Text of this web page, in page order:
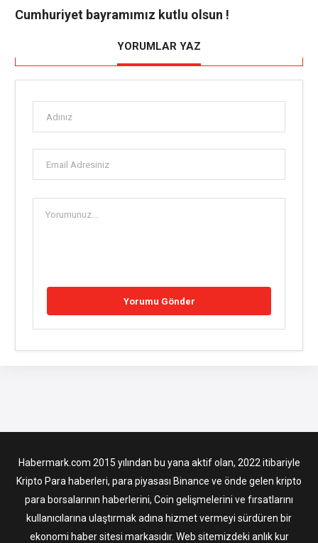
Cumhuriyet bayramımız kutlu olsun !
YORUMLAR YAZ
Habermark.com 2015 yılından bu yana aktif olan, 2022 itibariyle
Kripto Para haberleri, para piyasası Binance ve önde gelen kripto
para borsalarının haberlerini, Coin gelişmelerini ve fırsatlarını
kullanıcılarına ulaştırmak adına hizmet vermeyi sürdüren bir
ekonomi haber sitesi markasıdır. Web sitemizdeki anlık kur